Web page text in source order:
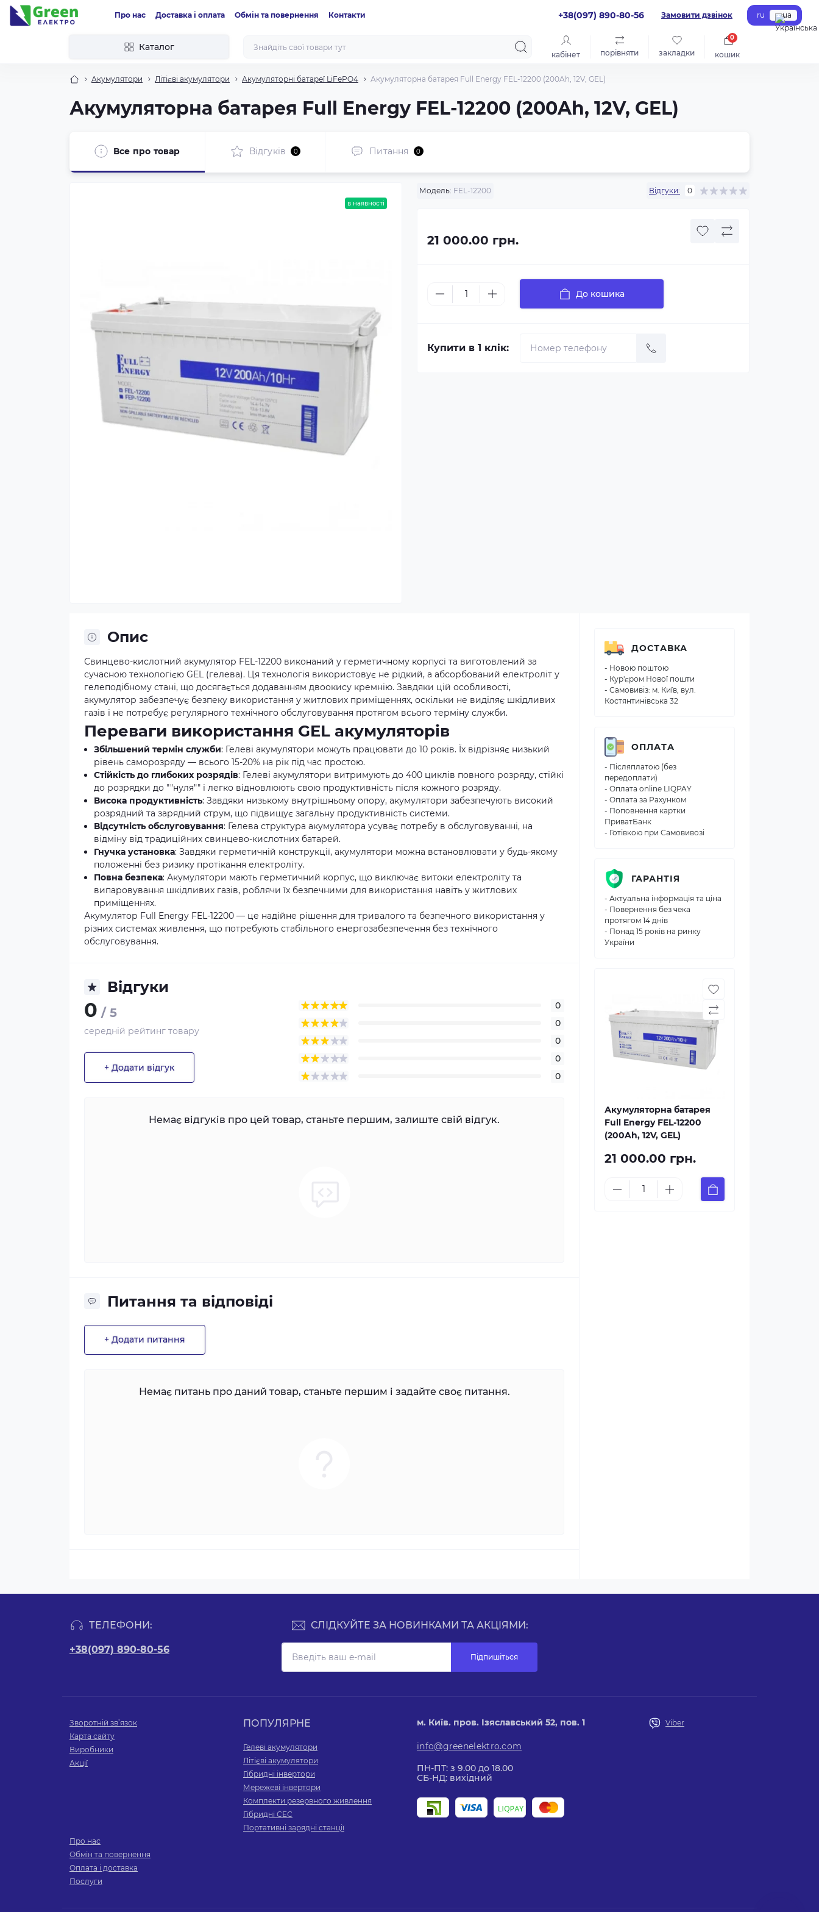
Про нас Доставка і оплата Обмін та повернення Контакти +38(097) 890-80-56 Замовити дзвінок ru ua
Каталог
кабінет порівняти закладки кошик
0
Акумулятори Літієві акумулятори Акумуляторні батареї LiFePO4 Акумуляторна батарея Full Energy FEL-12200 (200Ah, 12V, GEL)
Акумуляторна батарея Full Energy FEL-12200 (200Ah, 12V, GEL)
Все про товар Відгуків 0 Питання 0
в наявності
Модель: FEL-12200 Відгуки: 0
21 000.00 грн.
До кошика
Купити в 1 клік:
Опис
Свинцево-кислотний акумулятор FEL-12200 виконаний у герметичному корпусі та виготовлений за
сучасною технологією GEL (гелева). Ця технологія використовує не рідкий, а абсорбований електроліт у
гелеподібному стані, що досягається додаванням двоокису кремнію. Завдяки цій особливості,
акумулятор забезпечує безпеку використання у житлових приміщеннях, оскільки не виділяє шкідливих
газів і не потребує регулярного технічного обслуговування протягом всього терміну служби.
Переваги використання GEL акумуляторів
Збільшений термін служби: Гелеві акумулятори можуть працювати до 10 років. Їх відрізняє низький
рівень саморозряду — всього 15-20% на рік під час простою.
Стійкість до глибоких розрядів: Гелеві акумулятори витримують до 400 циклів повного розряду, стійкі
до розрядки до ""нуля"" і легко відновлюють свою продуктивність після кожного розряду.
Висока продуктивність: Завдяки низькому внутрішньому опору, акумулятори забезпечують високий
розрядний та зарядний струм, що підвищує загальну продуктивність системи.
Відсутність обслуговування: Гелева структура акумулятора усуває потребу в обслуговуванні, на
відміну від традиційних свинцево-кислотних батарей.
Гнучка установка: Завдяки герметичній конструкції, акумулятори можна встановлювати у будь-якому
положенні без ризику протікання електроліту.
Повна безпека: Акумулятори мають герметичний корпус, що виключає витоки електроліту та
випаровування шкідливих газів, роблячи їх безпечними для використання навіть у житлових
приміщеннях.
Акумулятор Full Energy FEL-12200 — це надійне рішення для тривалого та безпечного використання у
різних системах живлення, що потребують стабільного енергозабезпечення без технічного
обслуговування.
Відгуки
0 / 5
середній рейтинг товару
+ Додати відгук
0
0
0
0
0
Немає відгуків про цей товар, станьте першим, залиште свій відгук.
Питання та відповіді
+ Додати питання
Немає питань про даний товар, станьте першим і задайте своє питання.
ДОСТАВКА
- Новою поштою
- Кур'єром Нової пошти
- Самовивіз: м. Київ, вул.
Костянтинівська 32
ОПЛАТА
- Післяплатою (без
передоплати)
- Оплата online LIQPAY
- Оплата за Рахунком
- Поповнення картки
ПриватБанк
- Готівкою при Самовивозі
ГАРАНТІЯ
- Актуальна інформація та ціна
- Повернення без чека
протягом 14 днів
- Понад 15 років на ринку
України
Акумуляторна батарея
Full Energy FEL-12200
(200Ah, 12V, GEL)
21 000.00 грн.
ТЕЛЕФОНИ:
+38(097) 890-80-56
СЛІДКУЙТЕ ЗА НОВИНКАМИ ТА АКЦІЯМИ:
Підпишіться
Зворотній зв’язок
Карта сайту
Виробники
Акції
ПОПУЛЯРНЕ
Гелеві акумулятори
Літієві акумулятори
Гібридні інвертори
Мережеві інвертори
Комплекти резервного живлення
Гібридні СЕС
Портативні зарядні станції
м. Київ. пров. Ізяславський 52, пов. 1
info@greenelektro.com
ПН-ПТ: з 9.00 до 18.00
СБ-НД: вихідний
Viber
Про нас
Обмін та повернення
Оплата і доставка
Послуги